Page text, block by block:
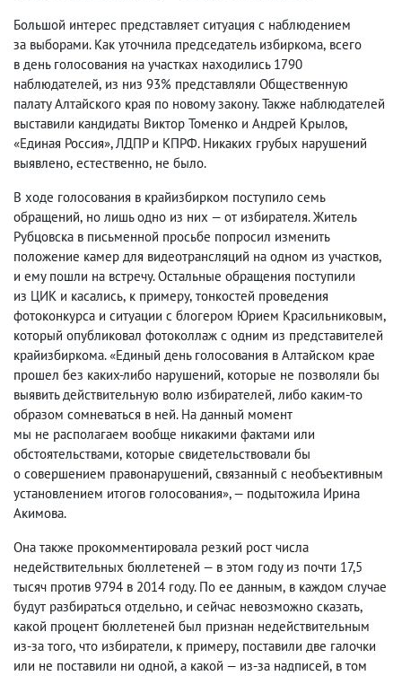
Большой интерес представляет ситуация с наблюдением
за выборами. Как уточнила председатель избиркома, всего
в день голосования на участках находились 1790
наблюдателей, из низ 93% представляли Общественную
палату Алтайского края по новому закону. Также наблюдателей
выставили кандидаты Виктор Томенко и Андрей Крылов,
«Единая Россия», ЛДПР и КПРФ. Никаких грубых нарушений
выявлено, естественно, не было.
В ходе голосования в крайизбирком поступило семь
обращений, но лишь одно из них — от избирателя. Житель
Рубцовска в письменной просьбе попросил изменить
положение камер для видеотрансляций на одном из участков,
и ему пошли на встречу. Остальные обращения поступили
из ЦИК и касались, к примеру, тонкостей проведения
фотоконкурса и ситуации с блогером Юрием Красильниковым,
который опубликовал фотоколлаж с одним из представителей
крайизбиркома. «Единый день голосования в Алтайском крае
прошел без каких-либо нарушений, которые не позволяли бы
выявить действительную волю избирателей, либо каким-то
образом сомневаться в ней. На данный момент
мы не располагаем вообще никакими фактами или
обстоятельствами, которые свидетельствовали бы
о совершением правонарушений, связанный с необъективным
установлением итогов голосования», — подытожила Ирина
Акимова.
Она также прокомментировала резкий рост числа
недействительных бюллетеней — в этом году из почти 17,5
тысяч против 9794 в 2014 году. По ее данным, в каждом случае
будут разбираться отдельно, и сейчас невозможно сказать,
какой процент бюллетеней был признан недействительным
из-за того, что избиратели, к примеру, поставили две галочки
или не поставили ни одной, а какой — из-за надписей, в том